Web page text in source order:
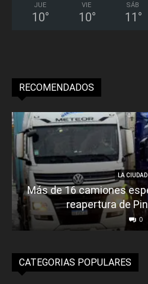
JUE
10°
VIE
10°
SÁB
11 °
RECOMENDADOS
LA CIUDAD
Más de 16 camiones
reapertura de
0
CATEGORIAS POPULARES